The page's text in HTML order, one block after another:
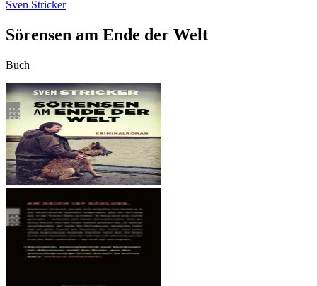
Sven Stricker
Sörensen am Ende der Welt
Buch